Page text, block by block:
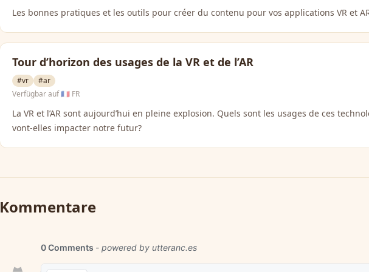
Les bonnes pratiques et les outils pour créer du contenu pour vos applications VR et
Tour d’horizon des usages de la VR et de l’AR
#vr
#ar
Verfügbar auf🇫🇷 FR
La VR et l’AR sont aujourd’hui en pleine explosion. Quels sont les usages de ces
vont-elles impacter notre futur?
Kommentare